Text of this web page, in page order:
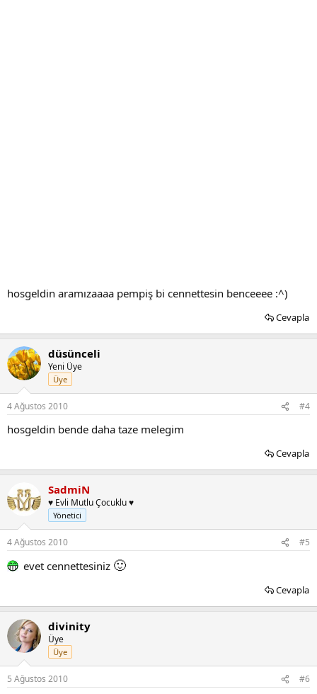
hosgeldin aramızaaaa pempiş bi cennettesin benceeee :^)
Cevapla
düsünceli
Yeni Üye
Üye
4 Ağustos 2010 #4
hosgeldin bende daha taze melegim
Cevapla
SadmiN
♥ Evli Mutlu Çocuklu ♥
Yönetici
4 Ağustos 2010 #5
evet cennettesiniz 🙂
Cevapla
divinity
Üye
Üye
5 Ağustos 2010 #6